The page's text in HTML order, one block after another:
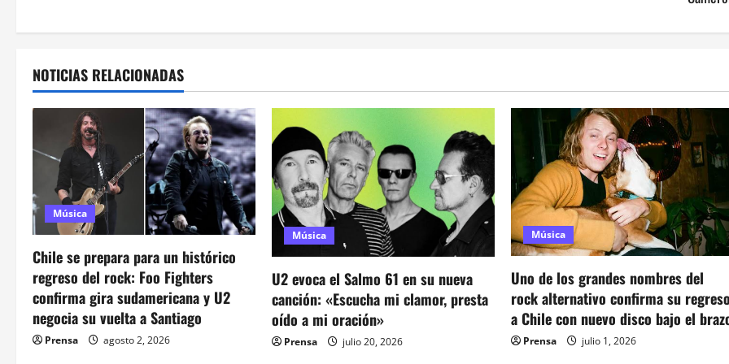
v
e
g
c
i
ó
n
d
e
NOTICIAS RELACIONADAS
Música
Chile se prepara para un histórico
regreso del rock: Foo Fighters
confirma gira sudamericana y U2
negocia su vuelta a Santiago
Prensa agosto 2, 2026
Música
U2 evoca el Salmo 61 en su nueva
canción: «Escucha mi clamor, presta
oído a mi oración»
Prensa julio 20, 2026
Música
Uno de los grandes nombres del
rock alternativo confirma su
a Chile con nuevo disco bajo el
Prensa julio 1, 2026